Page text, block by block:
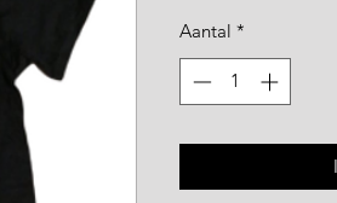
Aantal *